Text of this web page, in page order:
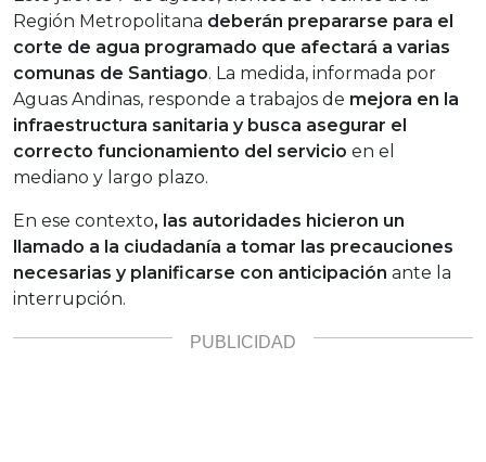
Región Metropolitana deberán prepararse para el
corte de agua programado que afectará a varias
comunas de Santiago. La medida, informada por
Aguas Andinas, responde a trabajos de mejora en la
infraestructura sanitaria y busca asegurar el
correcto funcionamiento del servicio en el
mediano y largo plazo.
En ese contexto, las autoridades hicieron un
llamado a la ciudadanía a tomar las precauciones
necesarias y planificarse con anticipación ante la
interrupción.